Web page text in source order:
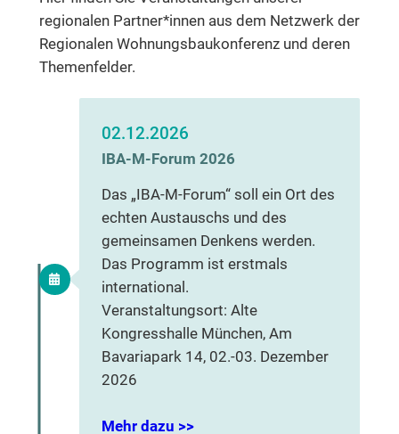
regionalen Partner*innen aus dem Netzwerk der
Regionalen Wohnungsbaukonferenz und deren
Themenfelder.
02.12.2026
IBA-M-Forum 2026
Das „IBA-M-Forum“ soll ein Ort des
echten Austauschs und des
gemeinsamen Denkens werden.
Das Programm ist erstmals
international.
Veranstaltungsort: Alte
Kongresshalle München, Am
Bavariapark 14, 02.-03. Dezember
2026
Mehr dazu >>